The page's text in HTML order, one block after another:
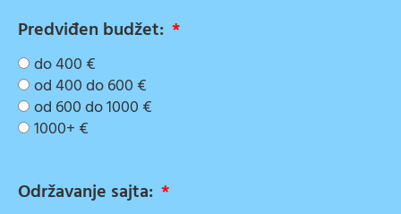
Predviđen budžet:
do 400 €
od 400 do 600 €
od 600 do 1000 €
1000+ €
Održavanje sajta: